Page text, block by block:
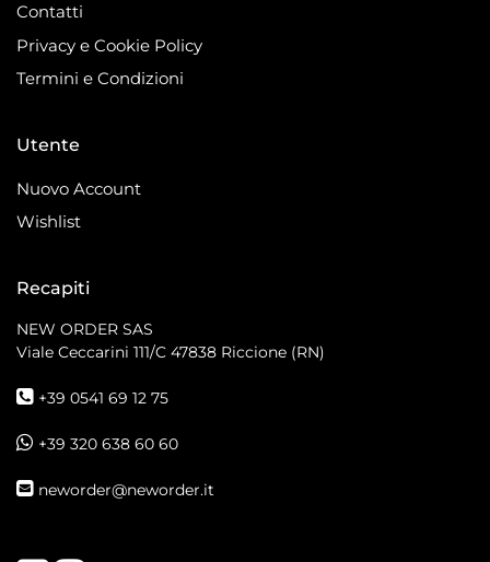
Contatti
Privacy e Cookie Policy
Termini e Condizioni
Utente
Nuovo Account
Wishlist
Recapiti
NEW ORDER SAS
Viale Ceccarini 111/C 47838 Riccione (RN)
+39 0541 69 12 75
+39 320 638 60 60
neworder@neworder.it